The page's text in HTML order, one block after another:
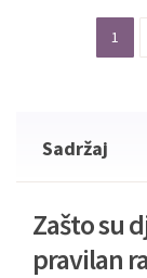
1
Sadržaj
Zašto su
pravilan